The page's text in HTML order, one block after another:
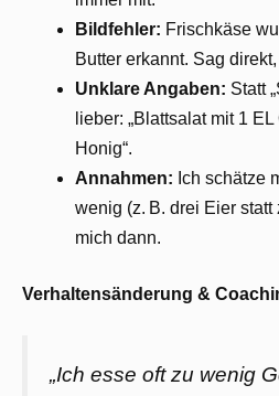
Bildfehler: Frischkäse
Butter erkannt. Sag
Unklare Angaben: Statt
lieber: „Blattsalat mit 1
Honig“.
Annahmen: Ich schätze
wenig (z. B. drei Eier
mich dann.
Verhaltensänderung &
„Ich esse oft zu wenig